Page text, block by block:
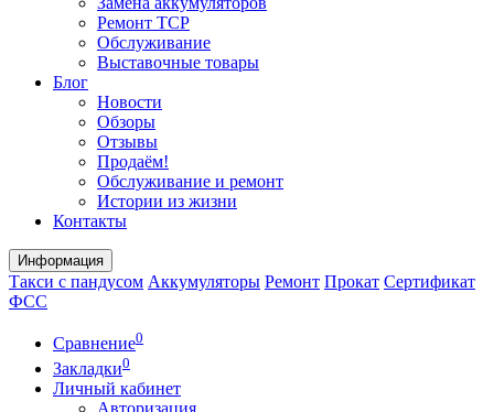
Ремонт ТСР
Обслуживание
Выставочные товары
Блог
Новости
Обзоры
Отзывы
Продаём!
Обслуживание и ремонт
Истории из жизни
Контакты
Информация
Такси с пандусом Аккумуляторы Ремонт Прокат Сертификат
ФСС
Сравнение0
Закладки0
Личный кабинет
Авторизация